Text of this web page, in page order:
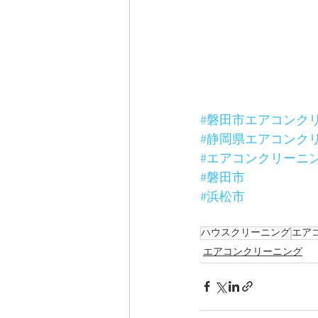
#磐田市エアコンク
#静岡県エアコンク
#エアコンクリーニ
#磐田市
#浜松市
ハウスクリーニングエア
エアコンクリーニング